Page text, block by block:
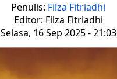
Penulis: Filza Fitriadhi
Editor: Filza Fitriadhi
Selasa, 16 Sep 2025 - 21:03